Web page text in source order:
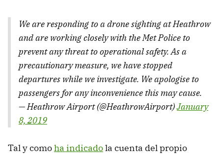
We are responding to a drone sighting at Heathrow
and are working closely with the Met Police to
prevent any threat to operational safety. As a
precautionary measure, we have stopped
departures while we investigate. We apologise to
passengers for any inconvenience this may cause.
— Heathrow Airport (@HeathrowAirport)January
8, 2019
Tal y comoha indicadola cuenta del propio